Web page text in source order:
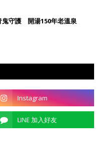
鬼守護 開湯150年老溫泉